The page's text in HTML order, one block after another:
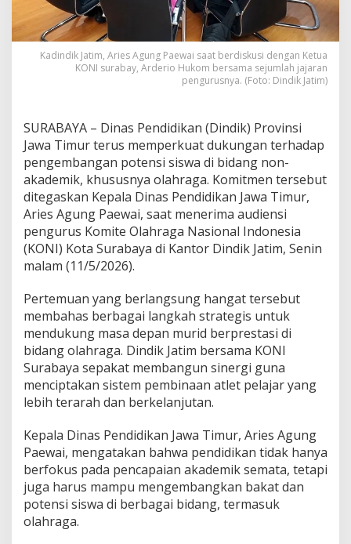
a
b
P
e
r
k
u
a
S
i
n
i
P
e
m
b
i
n
a
n
A
t
l
e
t
Kadindik Jatim, Aries Agung Paewai saat berdiskusi dengan Ketua
KONI surabay, Arderio Hukom bersama sejumlah jajaran
pengurusnya. (Foto: Dindik Jatim)
SURABAYA – Dinas Pendidikan (Dindik) Provinsi
Jawa Timur terus memperkuat dukungan terhadap
pengembangan potensi siswa di bidang non-
akademik, khususnya olahraga. Komitmen tersebut
ditegaskan Kepala Dinas Pendidikan Jawa Timur,
Aries Agung Paewai, saat menerima audiensi
pengurus Komite Olahraga Nasional Indonesia
(KONI) Kota Surabaya di Kantor Dindik Jatim, Senin
malam (11/5/2026).
Pertemuan yang berlangsung hangat tersebut
membahas berbagai langkah strategis untuk
mendukung masa depan murid berprestasi di
bidang olahraga. Dindik Jatim bersama KONI
Surabaya sepakat membangun sinergi guna
menciptakan sistem pembinaan atlet pelajar yang
lebih terarah dan berkelanjutan.
Kepala Dinas Pendidikan Jawa Timur, Aries Agung
Paewai, mengatakan bahwa pendidikan tidak hanya
berfokus pada pencapaian akademik semata, tetapi
juga harus mampu mengembangkan bakat dan
potensi siswa di berbagai bidang, termasuk
olahraga.